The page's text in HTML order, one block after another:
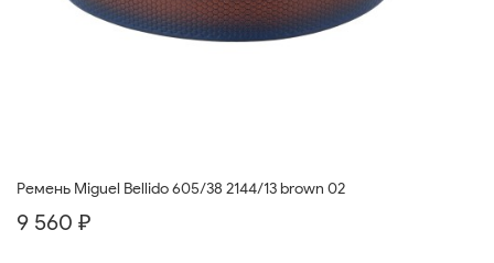
Ремень Miguel Bellido 605/38 2144/13 brown 02
9 560 ₽